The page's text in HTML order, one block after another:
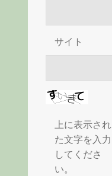
サイト
上に表示され
た文字を入力
してくださ
い。